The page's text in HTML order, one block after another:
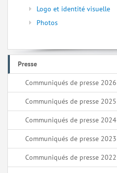
Logo et identité visuelle
Photos
Presse
Communiqués de presse 2026
Communiqués de presse 2025
Communiqués de presse 2024
Communiqués de presse 2023
Communiqués de presse 2022